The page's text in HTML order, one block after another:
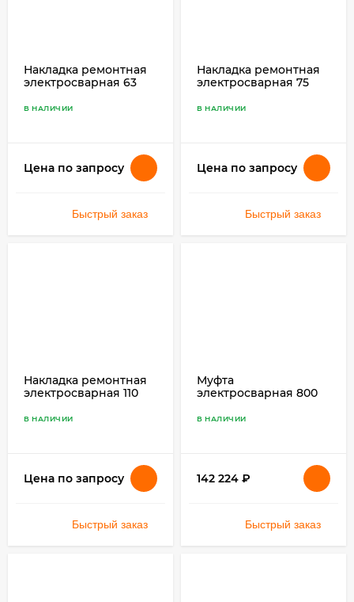
Накладка ремонтная
электросварная 63
В НАЛИЧИИ
Цена по запросу
Быстрый заказ
Накладка ремонтная
электросварная 75
В НАЛИЧИИ
Цена по запросу
Быстрый заказ
Накладка ремонтная
электросварная 110
В НАЛИЧИИ
Цена по запросу
Быстрый заказ
Муфта
электросварная 800
В НАЛИЧИИ
142 224 ₽
Быстрый заказ